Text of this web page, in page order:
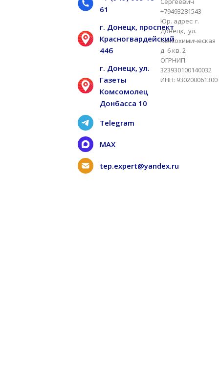
61
г. Донецк, проспект
Красногвардейский
44б
г. Донецк, ул.
Газеты
Комсомолец
Донбасса 10
Telegram
MAX
tep.expert@yandex.ru
+79493281543
Юр. адрес: г.
Донецк, ул.
Коксохимическая
д. 6 кв. 2
ОГРНИП:
323930100140032
ИНН: 930200061300